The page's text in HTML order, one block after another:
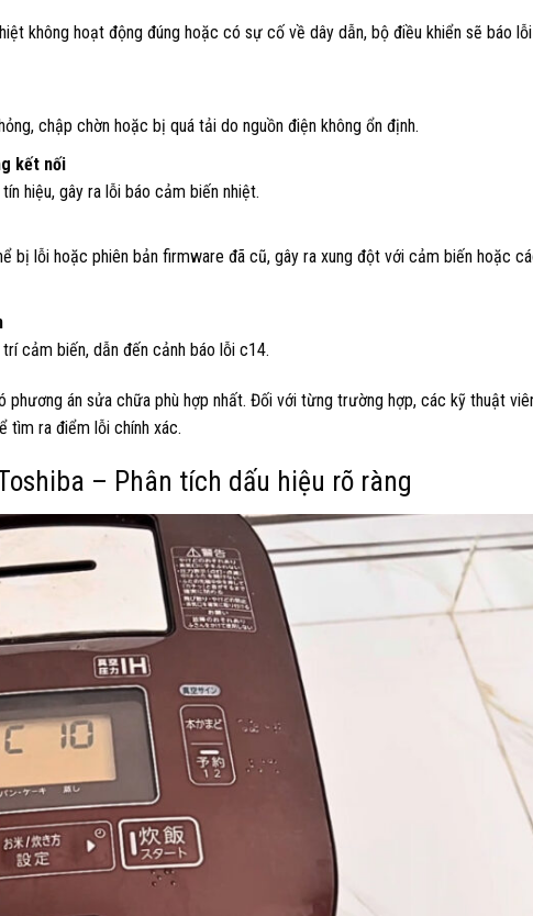
không hoạt động đúng hoặc có sự cố về dây dẫn, bộ điều khiển sẽ báo
chập chờn hoặc bị quá tải do nguồn điện không ổn định.
kết nối
hiệu, gây ra lỗi báo cảm biến nhiệt.
bị lỗi hoặc phiên bản firmware đã cũ, gây ra xung đột với cảm biến hoặc
cảm biến, dẫn đến cảnh báo lỗi c14.
phương án sửa chữa phù hợp nhất. Đối với từng trường hợp, các kỹ thuật
tìm ra điểm lỗi chính xác.
– Phân tích dấu hiệu rõ ràng